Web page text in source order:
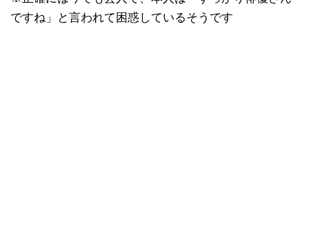
ですね」と言われて困惑しているそうです